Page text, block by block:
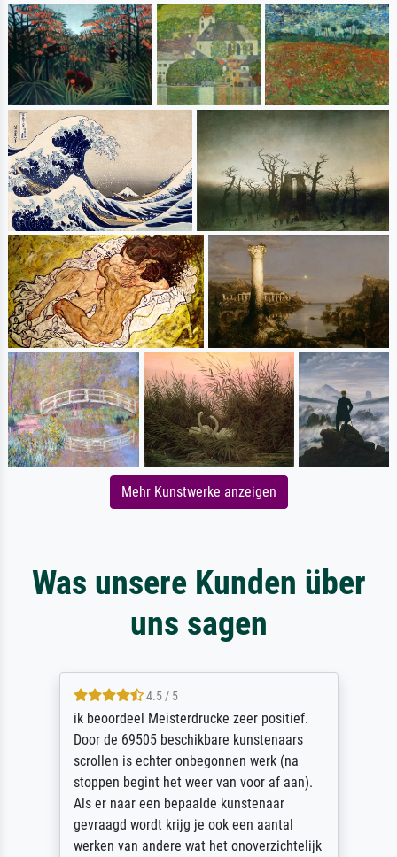
Mehr Kunstwerke anzeigen
Was unsere Kunden über
uns sagen
4.5 / 5
ik beoordeel Meisterdrucke zeer positief.
Door de 69505 beschikbare kunstenaars
scrollen is echter onbegonnen werk (na
stoppen begint het weer van voor af aan).
Als er naar een bepaalde kunstenaar
gevraagd wordt krijg je ook een aantal
werken van andere wat het onoverzichtelijk